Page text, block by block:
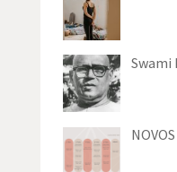
Swami